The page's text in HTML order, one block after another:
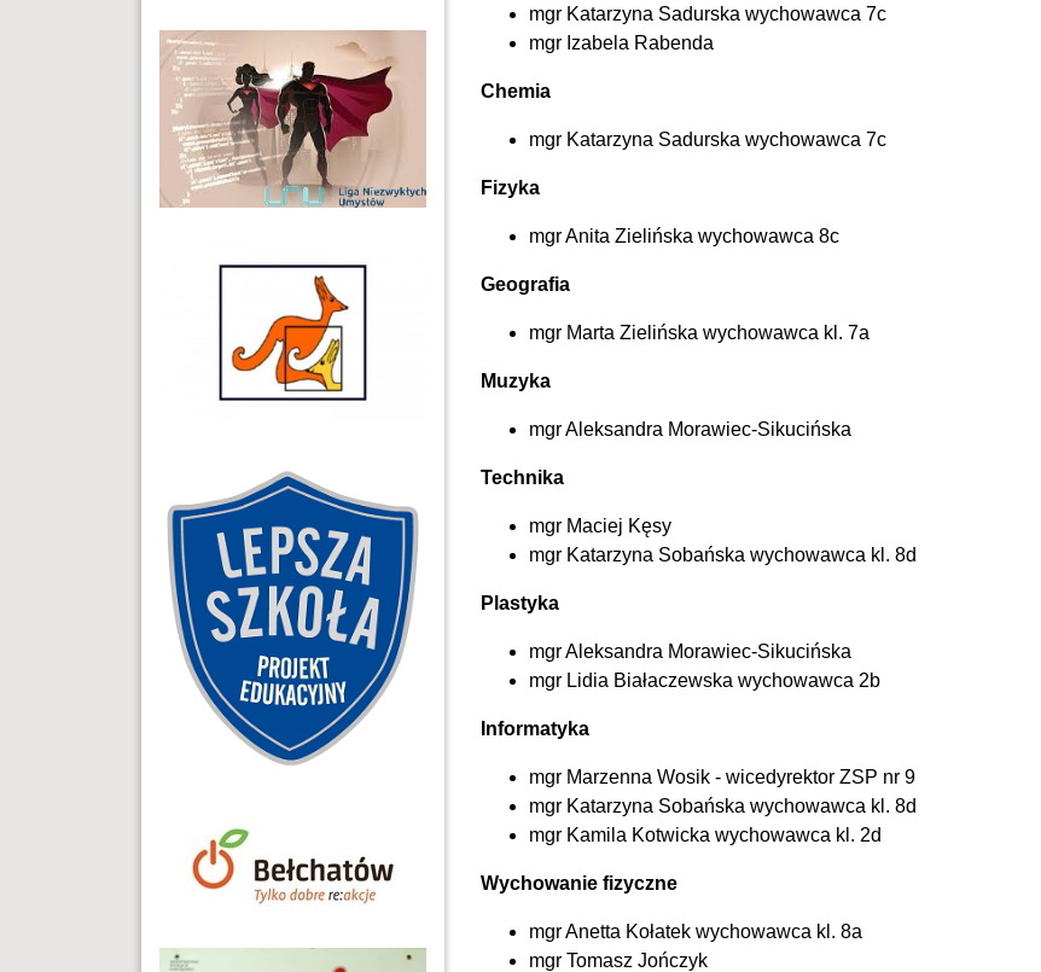
mgr Katarzyna Sadurska wychowawca 7c
mgr Izabela Rabenda
Chemia
mgr Katarzyna Sadurska wychowawca 7c
Fizyka
mgr Anita Zielińska wychowawca 8c
Geografia
mgr Marta Zielińska wychowawca kl. 7a
Muzyka
mgr Aleksandra Morawiec-Sikucińska
Technika
mgr Maciej Kęsy
mgr Katarzyna Sobańska wychowawca kl. 8d
Plastyka
mgr Aleksandra Morawiec-Sikucińska
mgr Lidia Białaczewska wychowawca 2b
Informatyka
mgr Marzenna Wosik - wicedyrektor ZSP nr 9
mgr Katarzyna Sobańska wychowawca kl. 8d
mgr Kamila Kotwicka wychowawca kl. 2d
Wychowanie fizyczne
mgr Anetta Kołatek wychowawca kl. 8a
mgr Tomasz Jończyk